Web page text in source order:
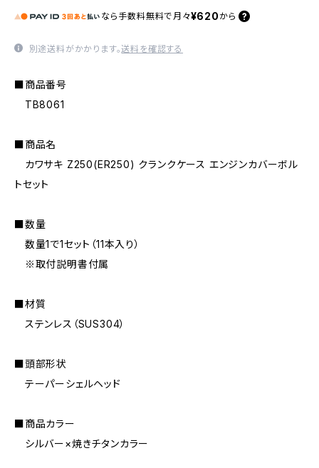
なら 手数料無料で 月々¥620 から
別途送料がかかります。送料を確認する
■商品番号
TB8061
■商品名
カワサキ Z250(ER250) クランクケース エンジンカバーボル
トセット
■数量
数量1で1セット（11本入り）
※取付説明書付属
■材質
ステンレス（SUS304）
■頭部形状
テーパーシェルヘッド
■商品カラー
シルバー×焼きチタンカラー